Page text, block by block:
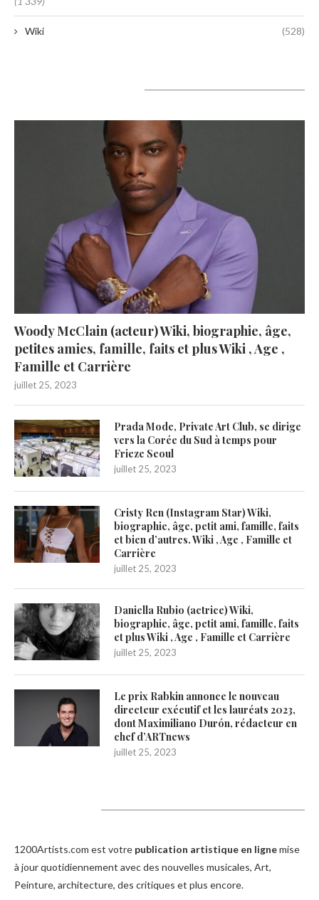
Wiki (528)
Woody McClain (acteur) Wiki, biographie, âge,
petites amies, famille, faits et plus Wiki , Age ,
Famille et Carrière
juillet 25, 2023
Prada Mode, Private Art Club, se dirige
vers la Corée du Sud à temps pour
Frieze Seoul
juillet 25, 2023
Cristy Ren (Instagram Star) Wiki,
biographie, âge, petit ami, famille, faits
et bien d’autres. Wiki , Age , Famille et
Carrière
juillet 25, 2023
Daniella Rubio (actrice) Wiki,
biographie, âge, petit ami, famille, faits
et plus Wiki , Age , Famille et Carrière
juillet 25, 2023
Le prix Rabkin annonce le nouveau
directeur exécutif et les lauréats 2023,
dont Maximiliano Durón, rédacteur en
chef d’ARTnews
juillet 25, 2023
1200Artists.com est votre publication artistique en lignemise
à jour quotidiennement avec des nouvelles musicales, Art,
Peinture, architecture, des critiques et plus encore.